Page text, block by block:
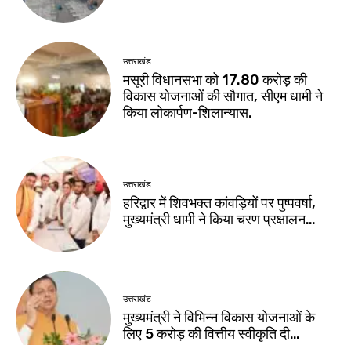
उत्तराखंड
मसूरी विधानसभा को 17.80 करोड़ की
विकास योजनाओं की सौगात, सीएम धामी ने
किया लोकार्पण-शिलान्यास.
उत्तराखंड
हरिद्वार में शिवभक्त कांवड़ियों पर पुष्पवर्षा,
मुख्यमंत्री धामी ने किया चरण प्रक्षालन…
उत्तराखंड
मुख्यमंत्री ने विभिन्न विकास योजनाओं के
लिए ₹5 करोड़ की वित्तीय स्वीकृति दी…